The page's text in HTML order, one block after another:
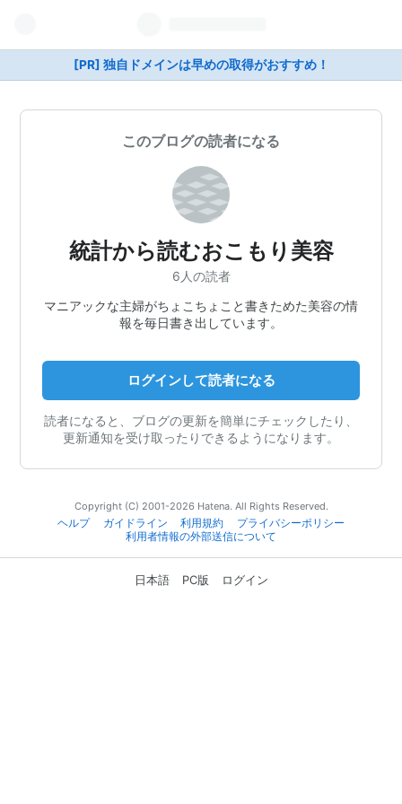
[PR] 独自ドメインは早めの取得がおすすめ！
このブログの読者になる
統計から読むおこもり美容
6人の読者
マニアックな主婦がちょこちょこと書きためた美容の情
報を毎日書き出しています。
ログインして読者になる
読者になると、ブログの更新を簡単にチェックしたり、
更新通知を受け取ったりできるようになります。
Copyright (C) 2001-2026 Hatena. All Rights Reserved.
ヘルプ
ガイドライン 利用規約
プライバシーポリシー
利用者情報の外部送信について
日本語 PC版 ログイン